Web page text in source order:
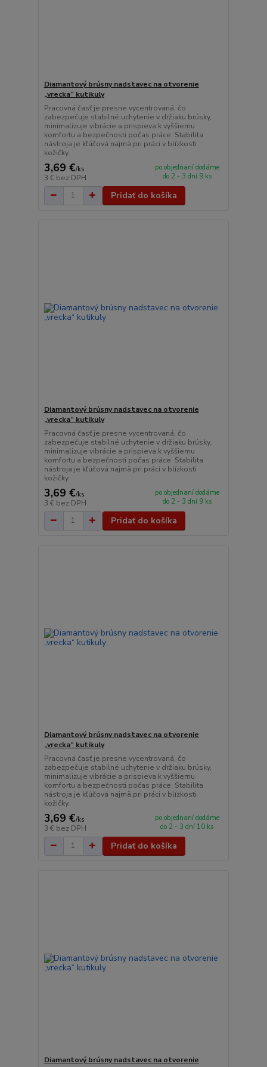
Diamantový brúsny nadstavec na otvorenie
„vrecka“ kutikuly
Pracovná časť je presne vycentrovaná, čo
zabezpečuje stabilné uchytenie v držiaku brúsky,
minimalizuje vibrácie a prispieva k vyššiemu
komfortu a bezpečnosti počas práce. Stabilita
nástroja je kľúčová najmä pri práci v blízkosti
kožičky.
3,69 €/ks
3 € bez DPH
po objednaní dodáme
do 2 - 3 dní 9 ks
Pridať do košíka
Diamantový brúsny nadstavec na otvorenie
„vrecka“ kutikuly
Pracovná časť je presne vycentrovaná, čo
zabezpečuje stabilné uchytenie v držiaku brúsky,
minimalizuje vibrácie a prispieva k vyššiemu
komfortu a bezpečnosti počas práce. Stabilita
nástroja je kľúčová najmä pri práci v blízkosti
kožičky.
3,69 €/ks
3 € bez DPH
po objednaní dodáme
do 2 - 3 dní 9 ks
Pridať do košíka
Diamantový brúsny nadstavec na otvorenie
„vrecka“ kutikuly
Pracovná časť je presne vycentrovaná, čo
zabezpečuje stabilné uchytenie v držiaku brúsky,
minimalizuje vibrácie a prispieva k vyššiemu
komfortu a bezpečnosti počas práce. Stabilita
nástroja je kľúčová najmä pri práci v blízkosti
kožičky.
3,69 €/ks
3 € bez DPH
po objednaní dodáme
do 2 - 3 dní 10 ks
Pridať do košíka
Diamantový brúsny nadstavec na otvorenie